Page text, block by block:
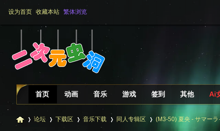
设为首页 收藏本站 繁体浏览
首页 动画 音乐 游戏 签到 其他 Ai
论坛 下载区 音乐下载 同人专辑区 (M3-50) 夏央 - サマーラ